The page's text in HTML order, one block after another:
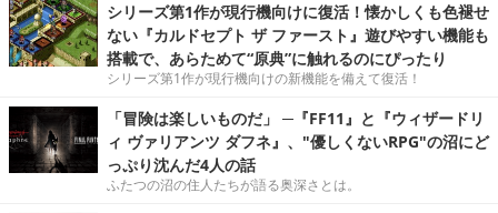
シリーズ第1作が現行機向けに復活！懐かしくも色褪せ
ない『カルドセプト ザ ファースト』遊びやすい機能も
搭載で、あらためて“原典”に触れるのにぴったり
シリーズ第1作が現行機向けの新機能を備えて復活！
「冒険は楽しいものだ」 ─『FF11』と『ウィザードリ
ィ ヴァリアンツ ダフネ』、"優しくないRPG"の沼にど
っぷり沈んだ4人の話
ふたつの沼の住人たちが語る奥深さとは。